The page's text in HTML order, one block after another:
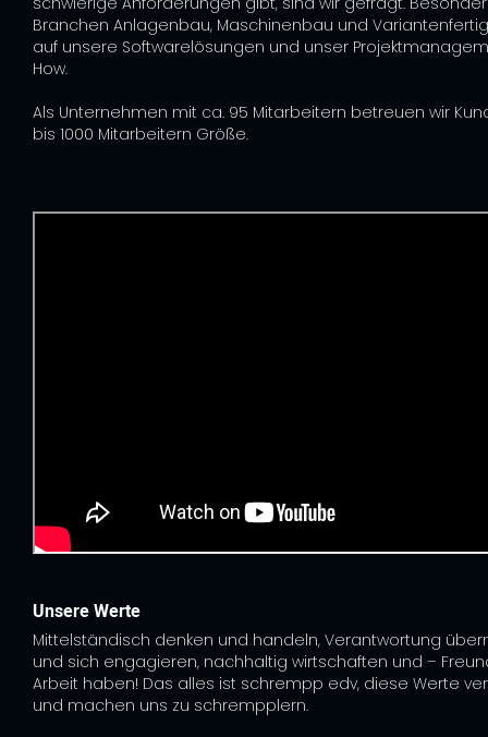
Branchen Anlagenbau, Maschinenbau und
auf unsere Softwarelösungen und unser
How.
Als Unternehmen mit ca. 95 Mitarbeitern betreuen wir
bis 1000 Mitarbeitern Größe.
Unsere Werte
Mittelständisch denken und handeln, Verantwortung
und sich engagieren, nachhaltig wirtschaften und –
Arbeit haben! Das alles ist schrempp edv, diese Werte
und machen uns zu schrempplern.